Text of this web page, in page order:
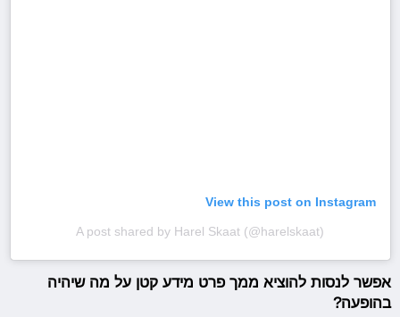
View this post on Instagram
A post shared by Harel Skaat (@harelskaat)
אפשר לנסות להוציא ממך פרט מידע קטן על מה שיהיה
בהופעה?